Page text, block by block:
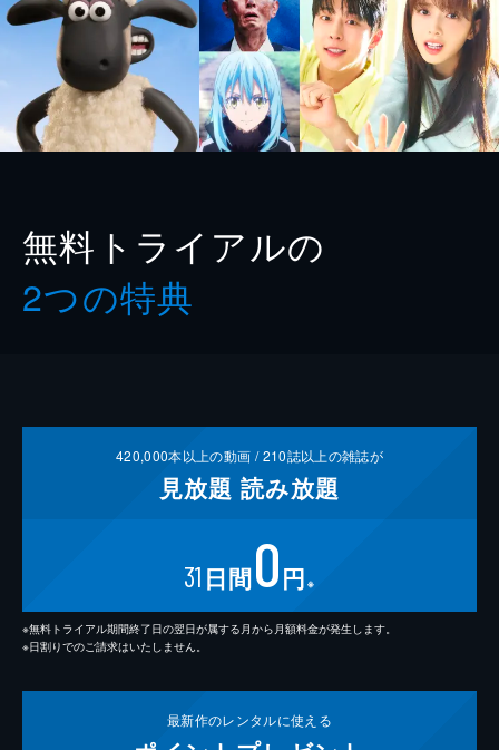
無料トライアルの
2つの特典
420,000本以上の動画 /210誌以上の雑誌が
見放題 読み放題
31 日間0円 ※
※無料トライアル期間終了日の翌日が属する月から月額料金が発生します。
※日割りでのご請求はいたしません。
最新作のレンタルに使える